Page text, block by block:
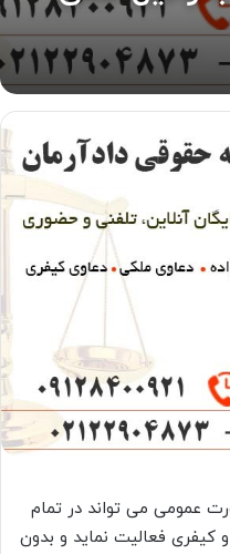
عمومی می تواند در تمام
کیفری فعالیت نماید و بدون